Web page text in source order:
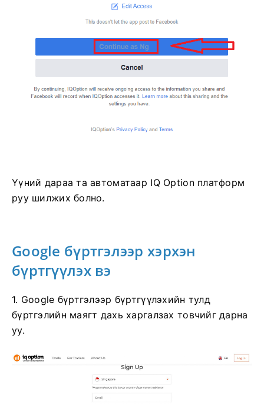
Үүний дараа та автоматаар IQ Option платформ
руу шилжих болно.
Google бүртгэлээр хэрхэн
бүртгүүлэх вэ
1. Google бүртгэлээр бүртгүүлэхийн тулд
бүртгэлийн маягт дахь харгалзах товчийг дарна
уу.